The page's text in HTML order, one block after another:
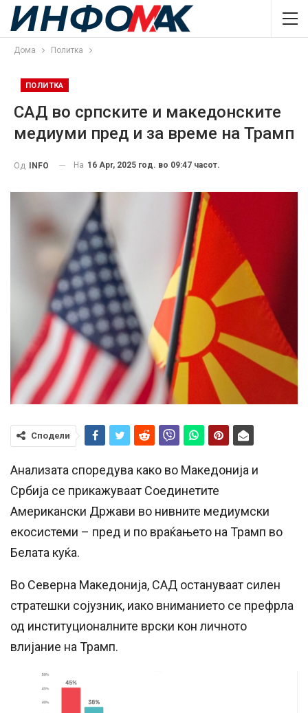
Дома Политка
ПОЛИТКА
САД во српските и македонските
медиуми пред и за време на Трамп
Од INFO На 16 Apr, 2025 год. во 09:47 часот.
Сподели
Анализата споредува како во Македонија и
Србија се прикажуваат Соединетите
Американски Држави во нивните медиумски
екосистеми – пред и по враќањето на Трамп во
Белата куќа.
Во Северна Македонија, САД остануваат силен
стратешки сојузник, иако вниманието се префрла
од институционалните врски кон личното
влијание на Трамп.